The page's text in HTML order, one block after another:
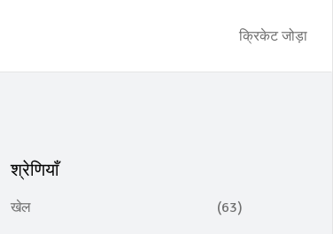
क्रिकेट जोड़ा
श्रेणियाँ
खेल (63)